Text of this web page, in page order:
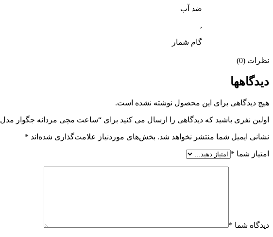
ضد آب
,
گام شمار
نظرات (0)
دیدگاهها
هیچ دیدگاهی برای این محصول نوشته نشده است.
اولین نفری باشید که دیدگاهی را ارسال می کنید برای “ساعت مچی مردانه جگوار مدل JAGUAR J888/3”
نشانی ایمیل شما منتشر نخواهد شد. بخش‌های موردنیاز علامت‌گذاری شده‌اند *
امتیاز شما *
دیدگاه شما *